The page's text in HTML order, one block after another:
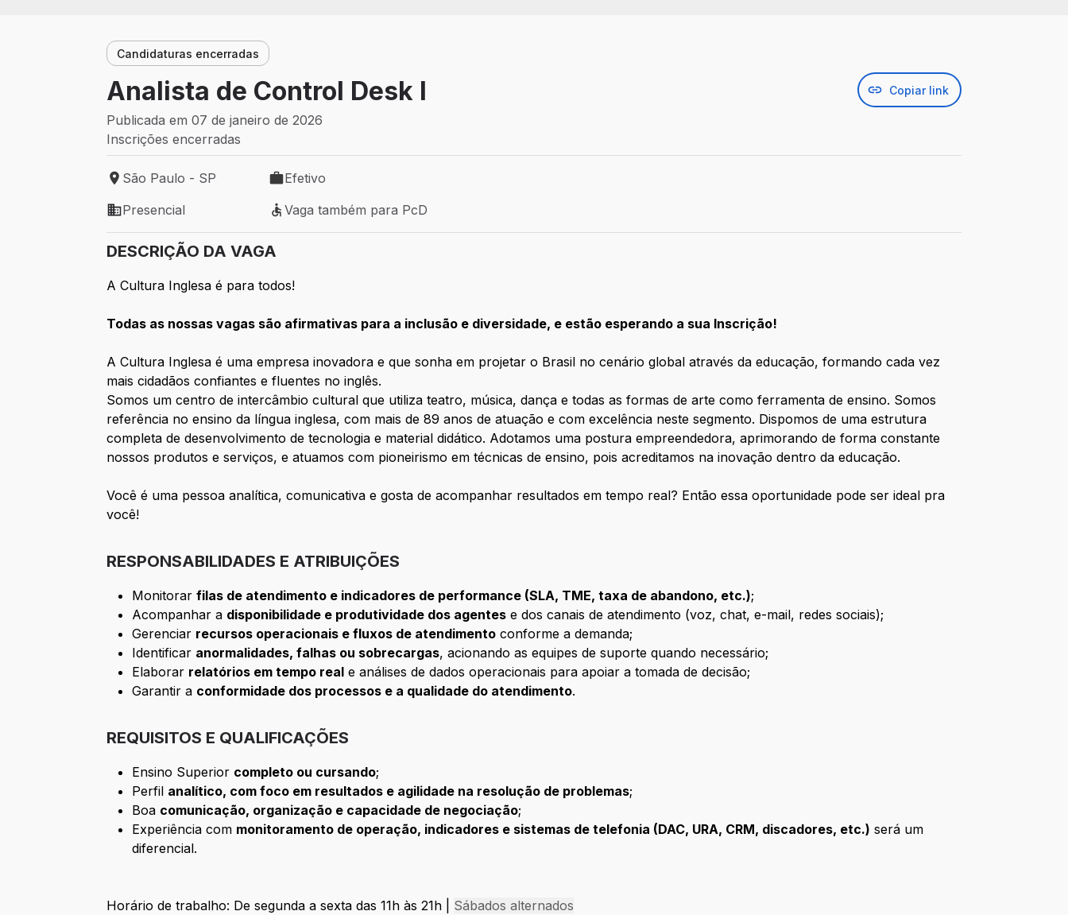
Candidaturas encerradas
Analista de Control Desk I Copiar link
Publicada em 07 de janeiro de 2026
Inscrições encerradas
Local de trabalho: São Paulo - SP
São Paulo - SP
Tipo de vaga: Efetivo
Efetivo
Modelo de trabalho: Presencial
Presencial
Vaga também para PcD
Vaga também para PcD
DESCRIÇÃO DA VAGA
A Cultura Inglesa é para todos!
Todas as nossas vagas são afirmativas para a inclusão e diversidade, e estão esperando a sua Inscrição!
A Cultura Inglesa é uma empresa inovadora e que sonha em projetar o Brasil no cenário global através da educação, formando cada vez
mais cidadãos confiantes e fluentes no inglês.
Somos um centro de intercâmbio cultural que utiliza teatro, música, dança e todas as formas de arte como ferramenta de ensino. Somos
referência no ensino da língua inglesa, com mais de 89 anos de atuação e com excelência neste segmento. Dispomos de uma estrutura
completa de desenvolvimento de tecnologia e material didático. Adotamos uma postura empreendedora, aprimorando de forma constante
nossos produtos e serviços, e atuamos com pioneirismo em técnicas de ensino, pois acreditamos na inovação dentro da educação.
Você é uma pessoa analítica, comunicativa e gosta de acompanhar resultados em tempo real? Então essa oportunidade pode ser ideal pra
você!
RESPONSABILIDADES E ATRIBUIÇÕES
Monitorarfilas de atendimento e indicadores de performance (SLA, TME, taxa de abandono, etc.);
Acompanhar a disponibilidade e produtividade dos agentes e dos canais de atendimento (voz, chat, e-mail, redes sociais);
Gerenciar recursos operacionais e fluxos de atendimento conforme a demanda;
Identificar anormalidades, falhas ou sobrecargas, acionando as equipes de suporte quando necessário;
Elaborar relatórios em tempo real e análises de dados operacionais para apoiar a tomada de decisão;
Garantir a conformidade dos processos e a qualidade do atendimento.
REQUISITOS E QUALIFICAÇÕES
Ensino Superior completo ou cursando;
Perfil analítico, com foco em resultados e agilidade na resolução de problemas;
Boa comunicação, organização e capacidade de negociação;
Experiência com monitoramento de operação, indicadores e sistemas de telefonia (DAC, URA, CRM, discadores, etc.) será um
diferencial.
Horário de trabalho: De segunda a sexta das 11h às 21h | Sábados alternados